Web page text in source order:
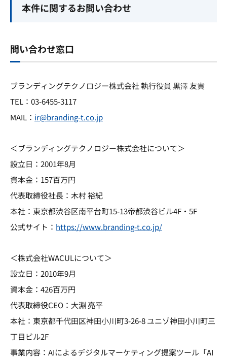
本件に関するお問い合わせ
問い合わせ窓口
ブランディングテクノロジー株式会社 執行役員 黒澤 友貴
TEL：03-6455-3117
MAIL： ir@branding-t.co.jp
＜ブランディングテクノロジー株式会社について＞
設立日：2001年8月
資本金：157百万円
代表取締役社長：木村 裕紀
本社：東京都渋谷区南平台町15-13帝都渋谷ビル4F・5F
公式サイト： https://www.branding-t.co.jp/
＜株式会社WACULについて＞
設立日：2010年9月
資本金：426百万円
代表取締役CEO：大淵 亮平
本社：東京都千代田区神田小川町3-26-8 ユニゾ神田小川町三
丁目ビル2F
事業内容：AIによるデジタルマーケティング提案ツール「AI